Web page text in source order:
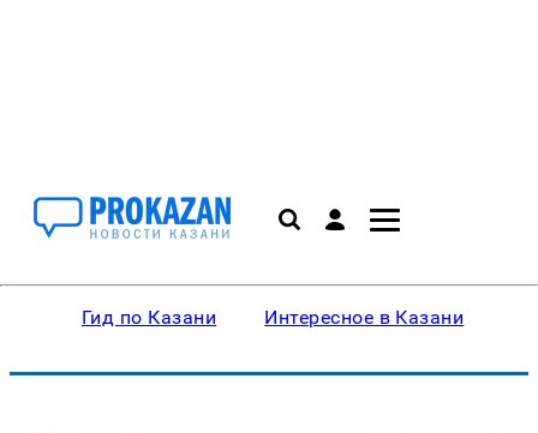
Гид по Казани Интересное в Казани